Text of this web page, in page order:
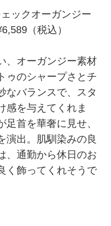
ックオーガンジー
（税込）
、オーガンジー素材
ゥのシャープさとチ
なバランスで、スタ
感を与えてくれま
首を華奢に見せ、
演出。肌馴染みの良
、通勤から休日のお
く飾ってくれそうで